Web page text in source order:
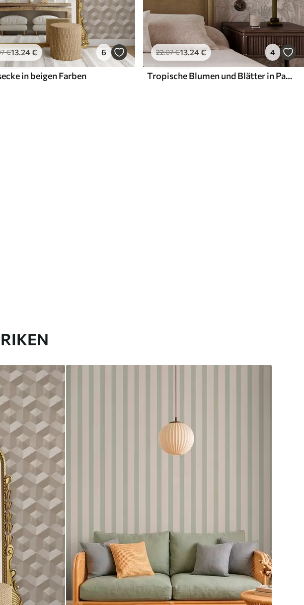
€13.24€ 6
in beigen Farben
22.07€13.24€ 4
Tropische Blumen und Blätter in Pastellfarben